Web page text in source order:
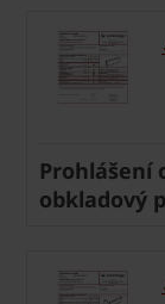
Prohlášení
obkladový